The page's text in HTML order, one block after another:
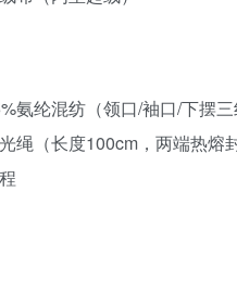
氨纶混纺（领口/袖口/下摆三
绳（长度100cm，两端热熔